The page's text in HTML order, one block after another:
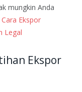
mungkin Anda
Cara Ekspor
Legal
Ekspor